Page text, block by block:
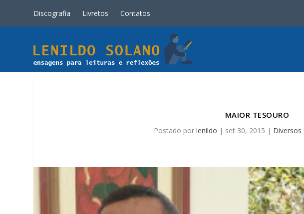
Discografia Livretos Contatos
MAIOR TESOURO
Postado porlenildo | set 30, 2015 | Diversos